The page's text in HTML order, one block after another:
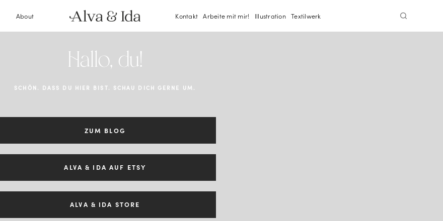
About Kontakt Arbeite mit mir! Illustration Textilwerk
Hallo, du!
SCHÖN. DASS DU HIER BIST. SCHAU DICH GERNE UM.
ZUM BLOG
ALVA & IDA AUF ETSY
ALVA & IDA STORE